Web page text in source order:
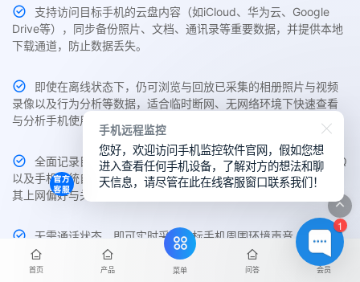
支持访问目标手机的云盘内容（如iCloud、华为云、Google
Drive等），同步备份照片、文档、通讯录等重要数据，并提供本地
下载通道，防止数据丢失。
即使在离线状态下，仍可浏览与回放已采集的相册照片与视频
录像以及行为分析等数据，适合临时断网、无网络环境下快速查看
与分析手机使用行为。
全面记录目标手机中Chrome、Safari、Edge、UC、夸克、QQ
以及手机系统自带的主流浏览器访问历史与搜索关键词，帮助了解
其上网偏好与关注内容。
无需通话状态，即可实时采集目标手机周围环境声音，支持无
提示静音录制与远程回放，适用于隐蔽场景监控与异常识别。
首页 产品 菜单 问答 会员
1
手机远程监控
您好，欢迎访问手机监控软件官网，假如您想
进入查看任何手机设备，了解对方的想法和聊
天信息，请尽管在此在线客服窗口联系我们！